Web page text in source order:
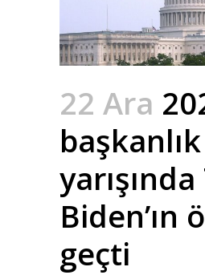
22 Ara
başkanlık
Biden’ın
geçti